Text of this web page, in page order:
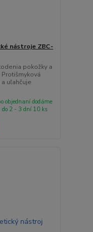
nástroje ZBC-
pokožky a
uľahčuje
objednaní dodáme
do 2 - 3 dní 10 ks